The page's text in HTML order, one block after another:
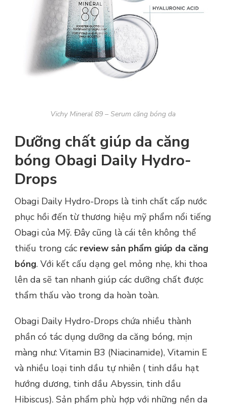
Vichy Mineral 89 – Serum căng bóng da
Dưỡng chất giúp da căng
bóng Obagi Daily Hydro-
Drops
Obagi Daily Hydro-Drops là tinh chất cấp nước
phục hồi đến từ thương hiệu mỹ phẩm nổi tiếng
Obagi của Mỹ. Đây cũng là cái tên không thể
thiếu trong các review sản phẩm giúp da căng
bóng. Với kết cấu dạng gel mỏng nhẹ, khi thoa
lên da sẽ tan nhanh giúp các dưỡng chất được
thẩm thấu vào trong da hoàn toàn.
Obagi Daily Hydro-Drops chứa nhiều thành
phần có tác dụng dưỡng da căng bóng, mịn
màng như: Vitamin B3 (Niacinamide), Vitamin E
và nhiều loại tinh dầu tự nhiên ( tinh dầu hạt
hướng dương, tinh dầu Abyssin, tinh dầu
Hibiscus). Sản phẩm phù hợp với những nền da